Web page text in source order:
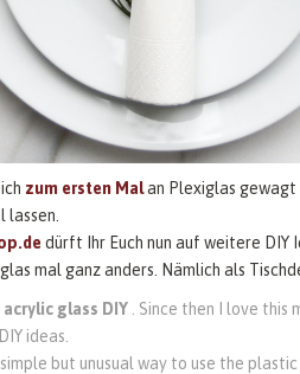
zum ersten Malan Plexiglas gewagt
lassen.
dürft Ihr Euch nun auf weitere DIY
mal ganz anders. Nämlich als
glass DIY . Since then I love
ideas.
but unusual way to use the